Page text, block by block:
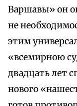
Варшавы» он
не
этим
«всемирною
двадцать лет
нового